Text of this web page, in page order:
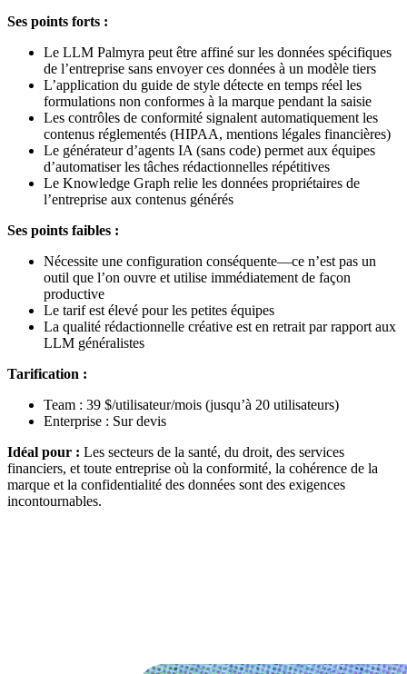
Ses points forts :
Le LLM Palmyra peut être affiné sur les données spécifiques
de l’entreprise sans envoyer ces données à un modèle tiers
L’application du guide de style détecte en temps réel les
formulations non conformes à la marque pendant la saisie
Les contrôles de conformité signalent automatiquement les
contenus réglementés (HIPAA, mentions légales financières)
Le générateur d’agents IA (sans code) permet aux équipes
d’automatiser les tâches rédactionnelles répétitives
Le Knowledge Graph relie les données propriétaires de
l’entreprise aux contenus générés
Ses points faibles :
Nécessite une configuration conséquente—ce n’est pas un
outil que l’on ouvre et utilise immédiatement de façon
productive
Le tarif est élevé pour les petites équipes
La qualité rédactionnelle créative est en retrait par rapport aux
LLM généralistes
Tarification :
Team : 39 $/utilisateur/mois (jusqu’à 20 utilisateurs)
Enterprise : Sur devis
Idéal pour : Les secteurs de la santé, du droit, des services
financiers, et toute entreprise où la conformité, la cohérence de la
marque et la confidentialité des données sont des exigences
incontournables.